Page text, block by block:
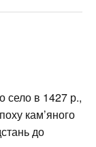
в 1427 р.,
кам’яного
до